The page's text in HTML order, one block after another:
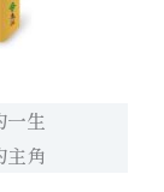
生
主角